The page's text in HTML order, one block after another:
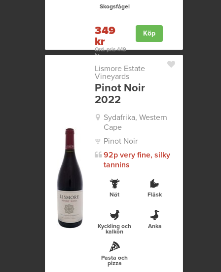
Skogsfågel
349
kr
Ord. pris 449
kr
Köp
Lismore Estate
Vineyards
Pinot Noir
2022
Sydafrika, Western
Cape
Pinot Noir
92p very fine, silky
tannins
Nöt Fläsk
Kyckling och
kalkon
Anka
Pasta och
pizza